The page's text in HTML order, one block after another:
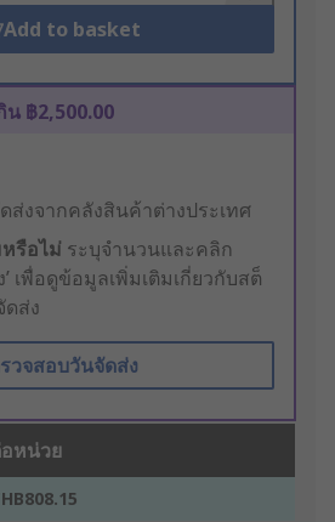
Add to basket
฿2,500.00
ส่งจากคลังสินค้าต่างประเทศ
รือไม่ ระบุจำนวนและคลิก
เพื่อดูข้อมูลเพิ่มเติมเกี่ยวกับสต็
ส่ง
วจสอบวันจัดส่ง
หน่วย